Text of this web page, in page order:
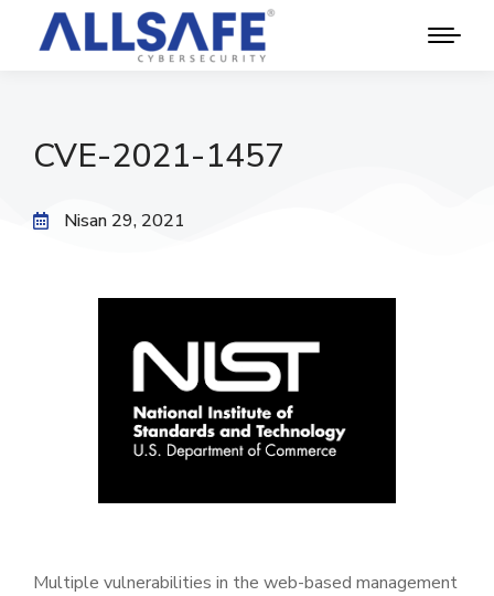
CVE-2021-1457
Nisan 29, 2021
Multiple vulnerabilities in the web-based management